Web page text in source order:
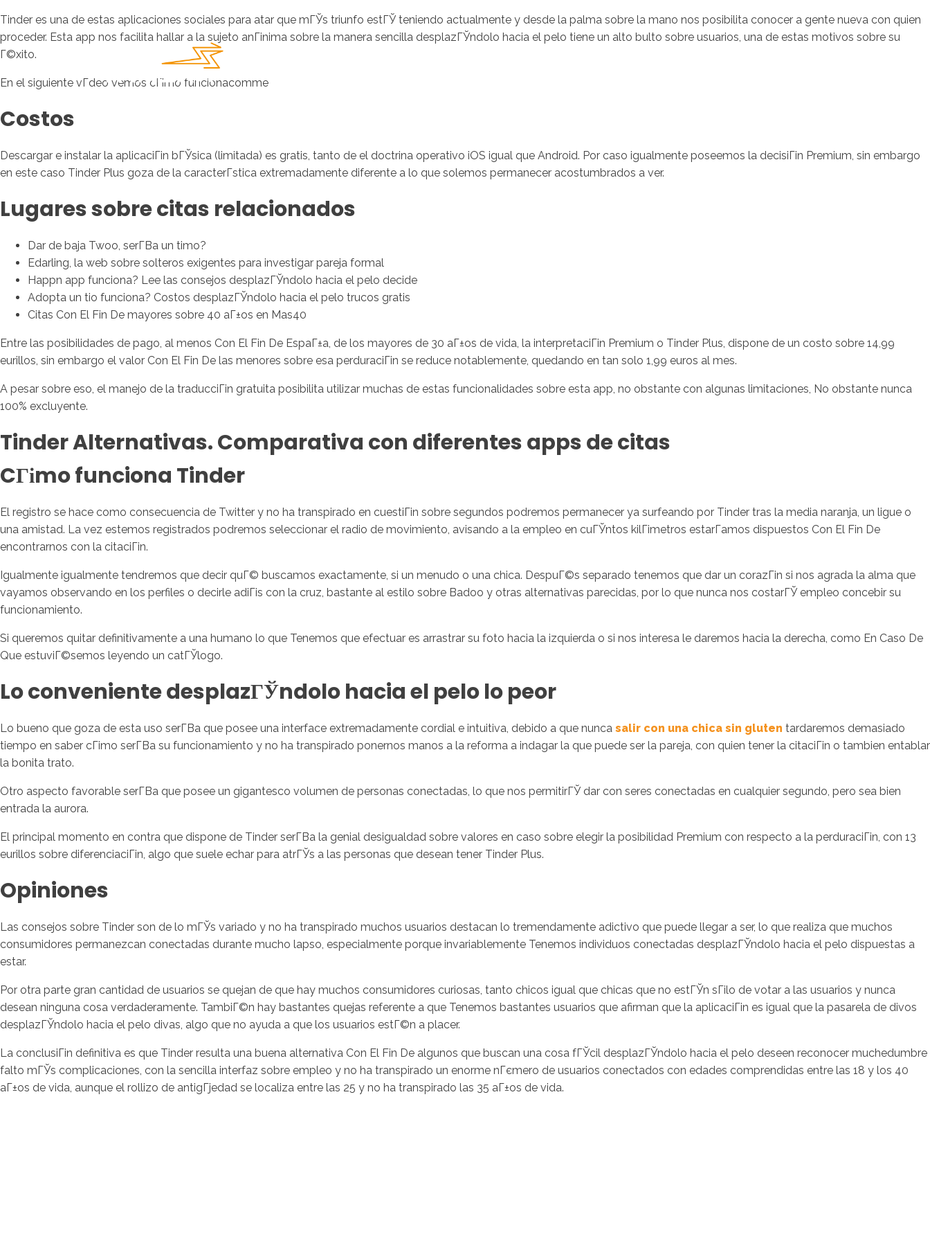
Tinder es una de estas aplicaciones sociales para atar que mГЎs triunfo estГЎ teniendo actualmente y desde la palma sobre la mano nos posibilita conocer a gente nueva con quien
proceder. Esta app nos facilita hallar a la sujeto anГіnima sobre la manera sencilla desplazГЎndolo hacia el pelo tiene un alto bulto sobre usuarios, una de estas motivos sobre su
Г©xito.
En el siguiente vГ­deo vemos cГіmo funcionacomme
Costos
Descargar e instalar la aplicaciГіn bГЎsica (limitada) es gratis, tanto de el doctrina operativo iOS igual que Android. Por caso igualmente poseemos la decisiГіn Premium, sin embargo
en este caso Tinder Plus goza de la caracterГ­stica extremadamente diferente a lo que solemos permanecer acostumbrados a ver.
Lugares sobre citas relacionados
Dar de baja Twoo, serГ­В­a un timo?
Edarling, la web sobre solteros exigentes para investigar pareja formal
Happn app funciona? Lee las consejos desplazГЎndolo hacia el pelo decide
Adopta un tio funciona? Costos desplazГЎndolo hacia el pelo trucos gratis
Citas Con El Fin De mayores sobre 40 aГ±os en Mas40
Entre las posibilidades de pago, al menos Con El Fin De EspaГ±a, de los mayores de 30 aГ±os de vida, la interpretaciГіn Premium o Tinder Plus, dispone de un costo sobre 14,99
eurillos, sin embargo el valor Con El Fin De las menores sobre esa perduraciГіn se reduce notablemente, quedando en tan solo 1,99 euros al mes.
A pesar sobre eso, el manejo de la traducciГіn gratuita posibilita utilizar muchas de estas funcionalidades sobre esta app, no obstante con algunas limitaciones, No obstante nunca
100% excluyente.
Tinder Alternativas. Comparativa con diferentes apps de citas
CГіmo funciona Tinder
El registro se hace como consecuencia de Twitter y no ha transpirado en cuestiГіn sobre segundos podremos permanecer ya surfeando por Tinder tras la media naranja, un ligue o
una amistad. La vez estemos registrados podremos seleccionar el radio de movimiento, avisando a la empleo en cuГЎntos kilГіmetros estarГ­amos dispuestos Con El Fin De
encontrarnos con la citaciГіn.
Igualmente igualmente tendremos que decir quГ© buscamos exactamente, si un menudo o una chica. DespuГ©s separado tenemos que dar un corazГіn si nos agrada la alma que
vayamos observando en los perfiles o decirle adiГіs con la cruz, bastante al estilo sobre Badoo y otras alternativas parecidas, por lo que nunca nos costarГЎ empleo concebir su
funcionamiento.
Si queremos quitar definitivamente a una humano lo que Tenemos que efectuar es arrastrar su foto hacia la izquierda o si nos interesa le daremos hacia la derecha, como En Caso De
Que estuviГ©semos leyendo un catГЎlogo.
Lo conveniente desplazГЎndolo hacia el pelo lo peor
Lo bueno que goza de esta uso serГ­В­a que posee una interface extremadamente cordial e intuitiva, debido a que nunca salir con una chica sin gluten tardaremos demasiado
tiempo en saber cГіmo serГ­В­a su funcionamiento y no ha transpirado ponernos manos a la reforma a indagar la que puede ser la pareja, con quien tener la citaciГіn o tambien entablar
la bonita trato.
Otro aspecto favorable serГ­В­a que posee un gigantesco volumen de personas conectadas, lo que nos permitirГЎ dar con seres conectadas en cualquier segundo, pero sea bien
entrada la aurora.
El principal momento en contra que dispone de Tinder serГ­В­a la genial desigualdad sobre valores en caso sobre elegir la posibilidad Premium con respecto a la perduraciГіn, con 13
eurillos sobre diferenciaciГіn, algo que suele echar para atrГЎs a las personas que desean tener Tinder Plus.
Opiniones
Las consejos sobre Tinder son de lo mГЎs variado y no ha transpirado muchos usuarios destacan lo tremendamente adictivo que puede llegar a ser, lo que realiza que muchos
consumidores permanezcan conectadas durante mucho lapso, especialmente porque invariablemente Tenemos individuos conectadas desplazГЎndolo hacia el pelo dispuestas a
estar.
Por otra parte gran cantidad de usuarios se quejan de que hay muchos consumidores curiosas, tanto chicos igual que chicas que no estГЎn sГіlo de votar a las usuarios y nunca
desean ninguna cosa verdaderamente. TambiГ©n hay bastantes quejas referente a que Tenemos bastantes usuarios que afirman que la aplicaciГіn es igual que la pasarela de divos
desplazГЎndolo hacia el pelo divas, algo que no ayuda a que los usuarios estГ©n a placer.
La conclusiГіn definitiva es que Tinder resulta una buena alternativa Con El Fin De algunos que buscan una cosa fГЎcil desplazГЎndolo hacia el pelo deseen reconocer muchedumbre
falto mГЎs complicaciones, con la sencilla interfaz sobre empleo y no ha transpirado un enorme nГєmero de usuarios conectados con edades comprendidas entre las 18 y los 40
aГ±os de vida, aunque el rollizo de antigГјedad se localiza entre las 25 y no ha transpirado las 35 aГ±os de vida.